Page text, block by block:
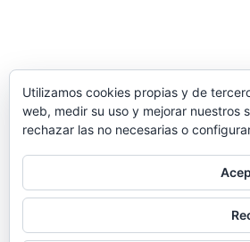
Utilizamos cookies propias y de
web, medir su uso y mejorar nuestros
rechazar las no necesarias o